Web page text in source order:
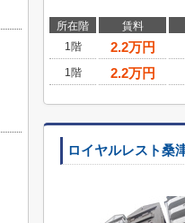
所在階 賃料
1階
2.2万円
1階
2.2万円
ロイヤルレスト桑